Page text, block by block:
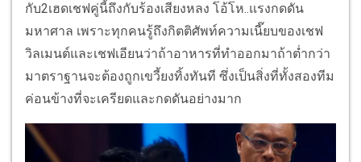
กับ2เฮดเชฟคู่นี้ถึงกับร้องเสียงหลง โอ้โห..แรงกดดัน
มหาศาล เพราะทุกคนรู้ถึงกิตติศัพท์ความเนี๊ยบของเชฟ
วิลเมนต์และเชฟเอียนว่าถ้าอาหารที่ทำออกมาถ้าต่ำกว่า
มาตราฐานจะต้องถูกเขวี้ยงทิ้งทันที ซึ่งเป็นสิ่งที่ทั้งสองทีม
ค่อนข้างที่จะเครียดและกดดันอย่างมาก